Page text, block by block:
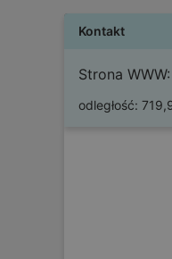
Kontakt
Strona WWW:
odległość: